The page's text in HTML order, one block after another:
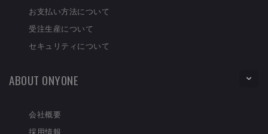
お支払い方法について
受注生産について
セキュリティについて
ABOUT ONYONE
会社概要
採用情報